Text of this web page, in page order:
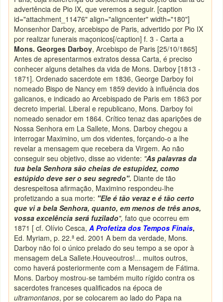
advertência de Pio IX, que veremos a seguir. [caption
id="attachment_11476" align="aligncenter" width="180"]
Monsenhor Darboy, arcebispo de Paris, advertido por Pio IX
por realizar funerais maçonicos[/caption] f. 3 - Carta a
Mons. Georges Darboy, Arcebispo de Paris [25/10/1865]
Antes de apresentarmos extratos dessa Carta, é preciso
conhecer alguns detalhes da vida de Mons. Darboy [1813 -
1871]. Ordenado sacerdote em 1836, George Darboy foi
nomeado Bispo de Nancy em 1859 devido à influência dos
galicanos, e indicado ao Arcebispado de Paris em 1863 por
decreto imperial. Liberal e republicano, Mons. Darboy foi
nomeado senador em 1864. Crítico tenaz das aparições de
Nossa Senhora em La Sallete, Mons. Darboy chegou a
interrogar Maximino, um dos videntes, forçando-o a lhe
revelar a mensagem que recebera da Virgem. Ao não
conseguir seu objetivo, disse ao vidente: "As palavras da
tua bela Senhora são cheias de estupidez, como
estúpido deve ser o seu segredo". Diante de tão
desrespeitosa afirmação, Maximino respondeu-lhe
profetizando a sua morte: "Ele é tão veraz e é tão certo
que vi a bela Senhora, quanto, em menos de três anos,
vossa excelência será fuzilado",fato que ocorreu em
1871 [ cf. Olívio Cesca,A Profetiza dos Tempos Finais,
Ed. Myriam, p. 22.ª ed. 2001 A bem da verdade, Mons.
Darboy não foi o único prelado do seu tempo a se opor à
mensagem deLa Sallete.Houveoutros!... muitos outros,
como haverá posteriormente com a Mensagem de Fátima.
Mons. Darboy mostrou-se também muito rígido contra os
sacerdotes franceses qualificados na época de
ultramontanos, por se colocarem ao lado do Papa na